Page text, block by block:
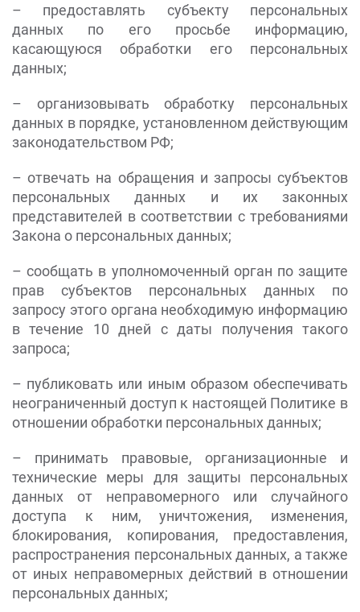
– предоставлять субъекту персональных
данных по его просьбе информацию,
касающуюся обработки его персональных
данных;
– организовывать обработку персональных
данных в порядке, установленном действующим
законодательством РФ;
– отвечать на обращения и запросы субъектов
персональных данных и их законных
представителей в соответствии с требованиями
Закона о персональных данных;
– сообщать в уполномоченный орган по защите
прав субъектов персональных данных по
запросу этого органа необходимую информацию
в течение 10 дней с даты получения такого
запроса;
– публиковать или иным образом обеспечивать
неограниченный доступ к настоящей Политике в
отношении обработки персональных данных;
– принимать правовые, организационные и
технические меры для защиты персональных
данных от неправомерного или случайного
доступа к ним, уничтожения, изменения,
блокирования, копирования, предоставления,
распространения персональных данных, а также
от иных неправомерных действий в отношении
персональных данных;